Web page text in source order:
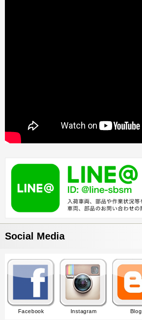
Social Media
Facebook Instagram Blog